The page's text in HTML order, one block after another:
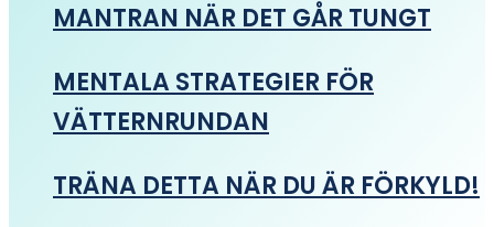
MANTRAN NÄR DET GÅR TUNGT
MENTALA STRATEGIER FÖR
VÄTTERNRUNDAN
TRÄNA DETTA NÄR DU ÄR FÖRKYLD!